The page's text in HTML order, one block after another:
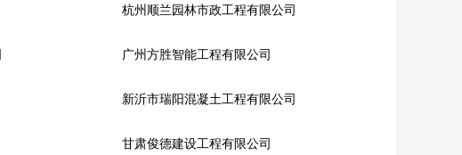
杭州顺兰园林市政工程有限公司
广州方胜智能工程有限公司
新沂市瑞阳混凝土工程有限公司
甘肃俊德建设工程有限公司